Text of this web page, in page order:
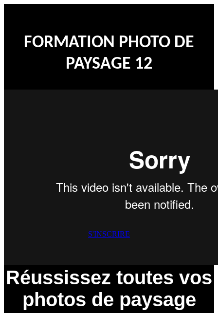
FORMATION PHOTO DE
PAYSAGE 12
S'INSCRIRE
Réussissez toutes vos
photos de paysage